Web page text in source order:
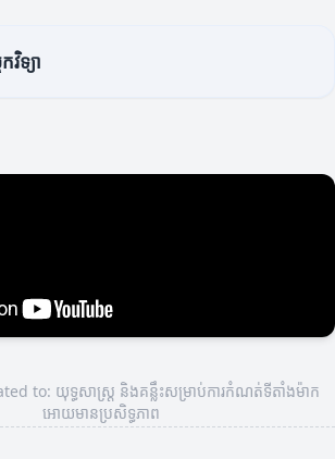
វិទ្យា
to: យុទ្ធសាស្ត្រ និងគន្លឹះសម្រាប់ការកំណត់ទីតាំងម៉ាក
អោយមានប្រសិទ្ធភាព